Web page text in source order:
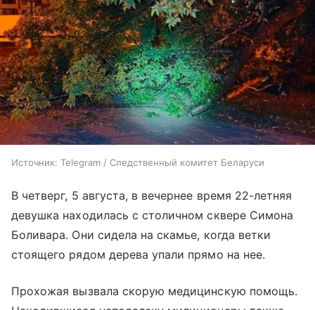
Источник: Telegram / Следственный комитет Беларуси
В четверг, 5 августа, в вечернее время 22-летняя
девушка находилась с столичном сквере Симона
Боливара. Они сидела на скамье, когда ветки
стоящего рядом дерева упали прямо на нее.
Прохожая вызвала скорую медицинскую помощь.